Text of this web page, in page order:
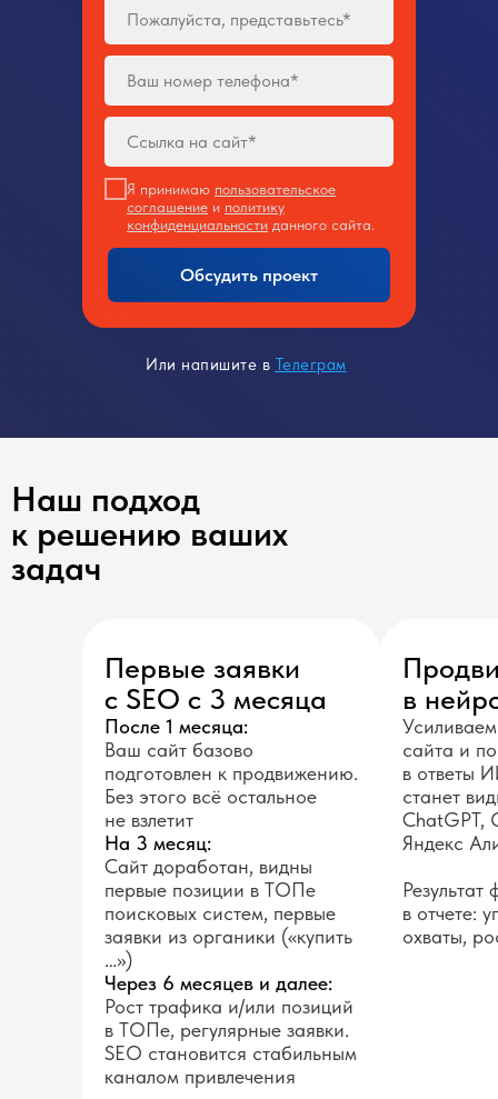
Или напишите в Телеграм
Я принимаю пользовательское
соглашение и политику
конфиденциальности данного сайта.
Обсудить проект
Первые заявки
с SEO с 3 месяца
После 1 месяца:
Ваш сайт базово
подготовлен к продвижению.
Без этого всё остальное
не взлетит
На 3 месяц:
Сайт доработан, видны
первые позиции в ТОПе
поисковых систем, первые
заявки из органики («купить
…»)
Через 6 месяцев и далее:
Рост трафика и/или позиций
в ТОПе, регулярные заявки.
SEO становится стабильным
каналом привлечения
в
сайта и
в ответы
станет
ChatGPT,
Яндекс
Результат
в отчете:
охваты,
Наш подход
к решению ваших
задач